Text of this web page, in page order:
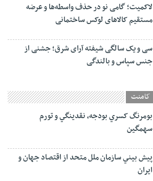
لاکمیت؛ گامی نو در حذف واسطه‌ها و عرضه
مستقیم کالاهای لوکس ساختمانی
سی و یک سالگی شیفته آرای شرق؛ جشنی از
جنس سپاس و بالندگی
کامنت
بومرنگ کسري بودجه، نقدينگي و تورم
سهمگين
پيش‏ بيني سازمان ملل متحد از اقتصاد جهان و
ايران